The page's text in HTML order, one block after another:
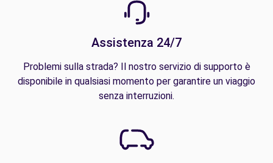
Assistenza 24/7
Problemi sulla strada? Il nostro servizio di supporto è
disponibile in qualsiasi momento per garantire un viaggio
senza interruzioni.